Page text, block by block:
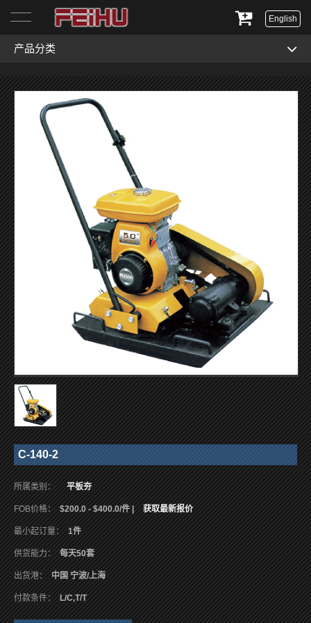
English
产品分类
C-140-2
所属类别： 平板夯
FOB价格： $200.0 - $400.0/件 | 获取最新报价
最小起订量： 1件
供货能力： 每天50套
出货港： 中国 宁波/上海
付款条件： L/C,T/T
首页
关于我们
产品展示
服务与支持
新闻资讯